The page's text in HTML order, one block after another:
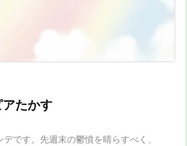
たかす
です。先週末の鬱憤を晴らすべく、